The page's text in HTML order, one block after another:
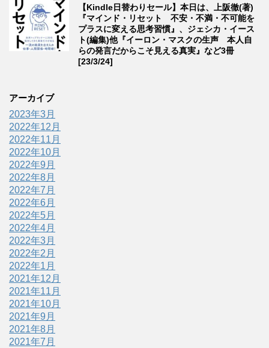
【Kindle日替わりセール】本日は、上阪徹(著)
『マインド・リセット 不安・不満・不可能を
プラスに変える思考習慣』、ジェシカ・イース
ト(編集)他『イーロン・マスクの生声 本人自
らの発言だからこそ見える真実』など3冊
[23/3/24]
アーカイブ
2023年3月
2022年12月
2022年11月
2022年10月
2022年9月
2022年8月
2022年7月
2022年6月
2022年5月
2022年4月
2022年3月
2022年2月
2022年1月
2021年12月
2021年11月
2021年10月
2021年9月
2021年8月
2021年7月